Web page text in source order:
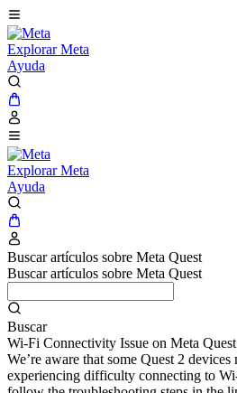
Explorar Meta
Ayuda
Explorar Meta
Ayuda
Buscar artículos sobre Meta Quest
Buscar artículos sobre Meta Quest
Buscar
Wi-Fi Connectivity Issue on Meta
We’re aware that some Quest 2
experiencing difficulty connecting to